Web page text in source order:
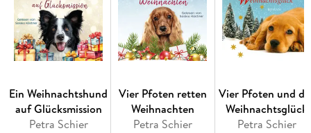
Ein Weihnachtshund
auf Glücksmission
Petra Schier
Vier Pfoten retten
Weihnachten
Petra Schier
Vier Pfoten und
Weihnachtsglück
(Ungekürzt)
Petra Schier